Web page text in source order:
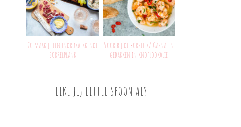
Zo maak je een indrukwekkende
borrelplank
Voor bij de borrel // Garnalen
gebakken in knoflookolie
LIKE JIJ LITTLE SPOON AL?